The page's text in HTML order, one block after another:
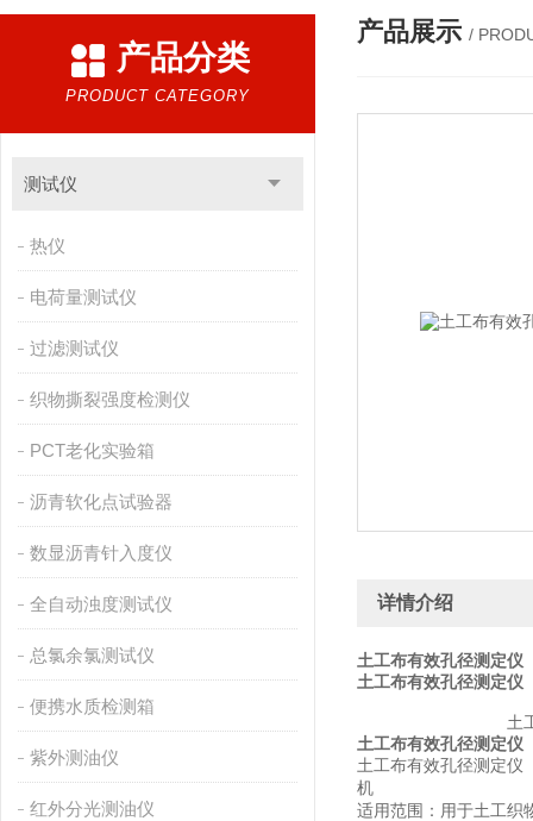
产品分类
PRODUCT CATEGORY
测试仪
热仪
电荷量测试仪
过滤测试仪
织物撕裂强度检测仪
PCT老化实验箱
沥青软化点试验器
数显沥青针入度仪
全自动浊度测试仪
总氯余氯测试仪
便携水质检测箱
紫外测油仪
红外分光测油仪
产品展示 /
详情介绍
土工布有效孔径测定仪
土工布有效孔径测定仪
土
土工布有效孔径测定仪
土工布有效孔径测定仪
机
适用范围：用于土工织